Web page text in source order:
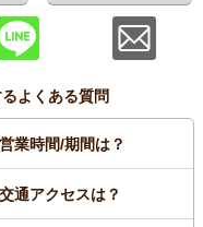
よくある質問
業時間/期間は？
通アクセスは？